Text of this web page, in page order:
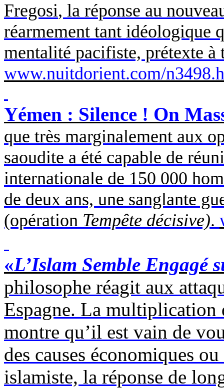
Fregosi, la réponse au
réarmement tant
mentalité pacifiste, prétexte à
www.nuitdorient.com/
Yémen : Silence ! On
que très marginalement aux
saoudite a été capable de
internationale de 150 000
de deux ans, une sanglante
(opération Tempête décisive).
«L’Islam Semble Engagé
philosophe réagit aux
Espagne. La multiplication
montre qu’il est vain de
des causes économiques
islamiste, la réponse de